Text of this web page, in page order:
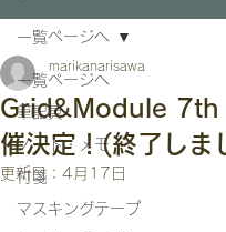
一覧ページへ
筆記具
ノート・メモ
付箋
マスキングテープ
一覧ページへ
Grid&Module 7th
催決定！(終了しま
marikanarisawa
更新日： 4月17日